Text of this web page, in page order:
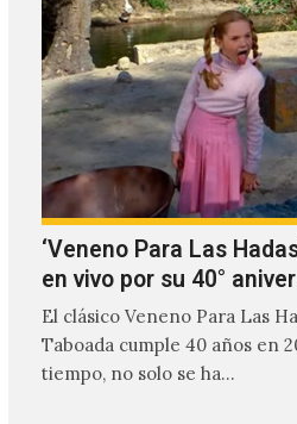
‘Veneno Para Las
en vivo por su 40°
El clásico Veneno Para Las
Taboada cumple 40 años en
tiempo, no solo se ha…